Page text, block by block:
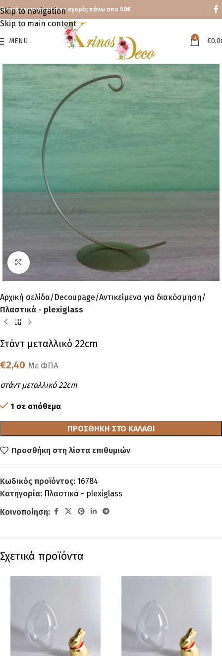
Skip to navigation
Skip to main content
Δωρεάν μεταφορικά με αγορές πάνω απο 50€
MENU 0 €
Click to enlarge
Αρχική σελίδα Decoupage Αντικείμενα για διακόσμηση
Πλαστικά - plexiglass
Στάντ μεταλλικό 22cm
€2,40 Με ΦΠΑ
στάντ μεταλλικό 22cm
1 σε απόθεμα
ΠΡΟΣΘΉΚΗ ΣΤΟ ΚΑΛΆΘΙ
Προσθήκη στη λίστα επιθυμιών
Κωδικός προϊόντος: 16784
Κατηγορία: Πλαστικά - plexiglass
Κοινοποίηση:
Σχετικά προϊόντα